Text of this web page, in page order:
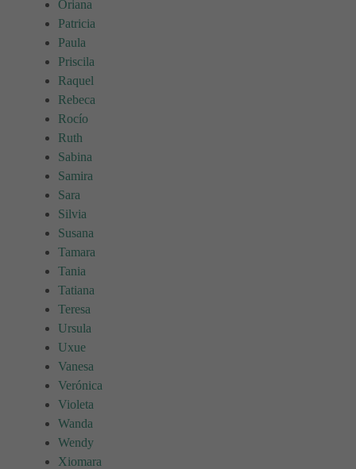
Oriana
Patricia
Paula
Priscila
Raquel
Rebeca
Rocío
Ruth
Sabina
Samira
Sara
Silvia
Susana
Tamara
Tania
Tatiana
Teresa
Ursula
Uxue
Vanesa
Verónica
Violeta
Wanda
Wendy
Xiomara